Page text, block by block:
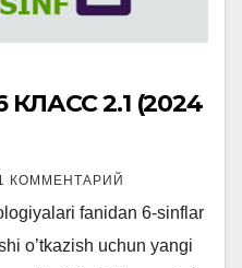
2.1 (2024
КОММЕНТАРИЙ
fanidan 6-sinflar
o’tkazish uchun yangi